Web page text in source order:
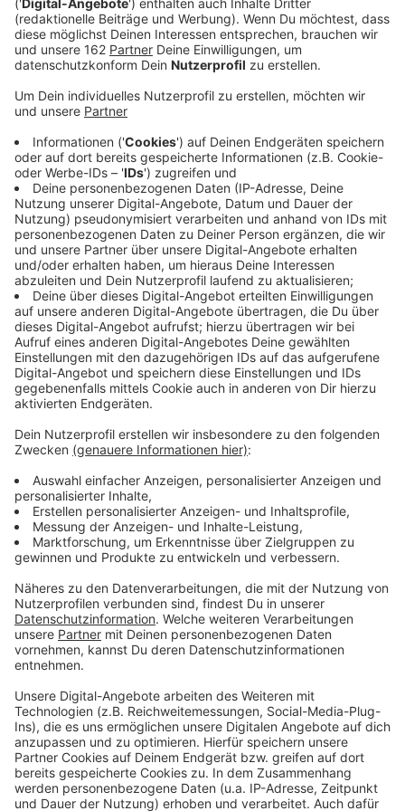
Anzeige
Der Schwertransport zum Salzbergwerk in Rheinberg-
musste der LKW mit dem riesigen Tank von Voerde-
Friedrichsfeld aus zurücklegen. Dafür wurden laut
Polizei stolze drei Stunden und 45 Minuten gebraucht.
Größere Probleme gab es nicht, aber teils war
Millimeterarbeit gefragt. Der Schwertransport war 7
Meter 60 hoch und über sieben Meter breit.
Anzeige
Transport war gegen 2 Uhr in der Nacht
beendet
Transportiert wurde ein so genannter Sättiger für den
Salzbergbau bei uns. Auch die Länge des
Schwertransporter war mit 22 Metern beachtlich.
Wegen der Ausmaße musste der LKW zum Beispiel
mitten durch Büderich statt die Umgehungsstraße zu
nutzen. Ein Überholen war für Autofahrer außerdem
nicht möglich. Gegen 2 Uhr in der Nacht hatten sie
dann wieder freie Fahrt.
Anzeige
Anzeige